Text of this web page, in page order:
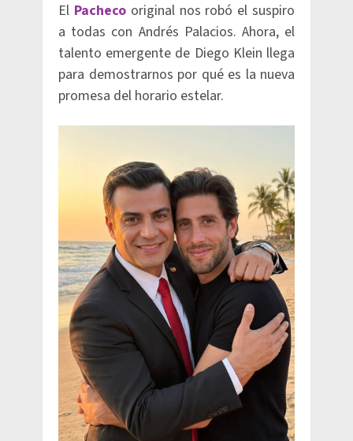
El Pachecooriginal nos robó el suspiro
a todas con Andrés Palacios. Ahora, el
talento emergente de Diego Klein llega
para demostrarnos por qué es la nueva
promesa del horario estelar.